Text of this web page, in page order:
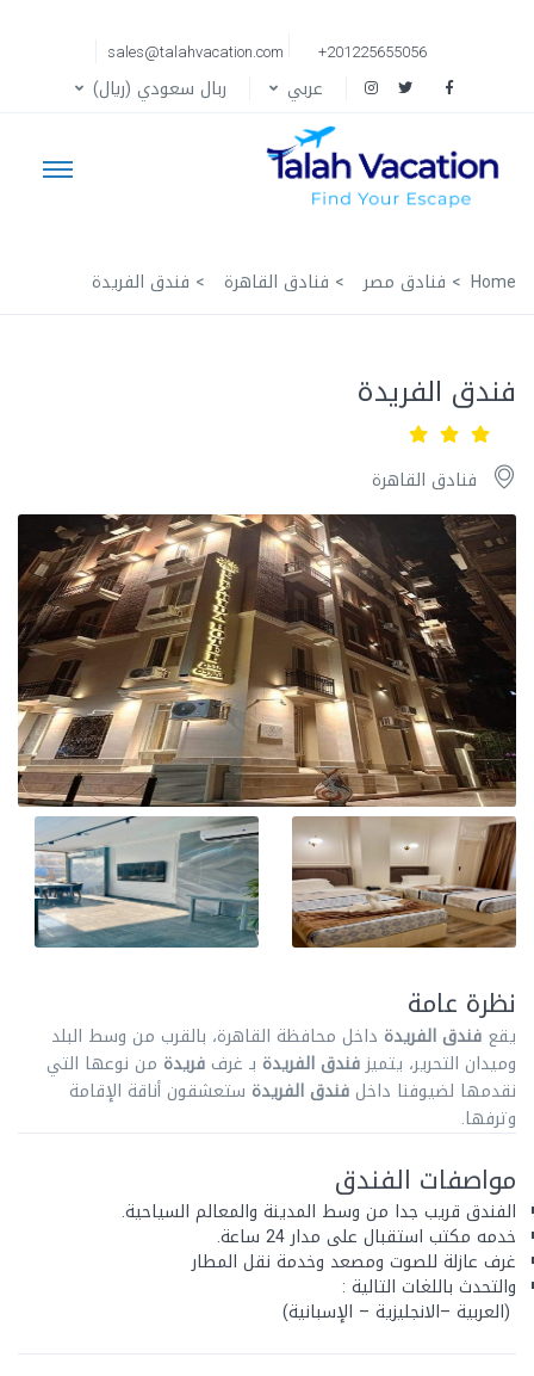
+201225655056
sales@talahvacation.com
عربي ربال سعودي (ريال)
Home فنادق مصر فنادق القاهرة فندق الفريدة
فندق الفريدة
فنادق القاهرة
نظرة عامة
يقع فندق الفريدة داخل محافظة القاهرة، بالقرب من وسط البلد
وميدان التحرير، يتميزفندق الفريدة بـ غرف فريدة من نوعها التي
نقدمها لضيوفنا داخلفندق الفريدة ستعشقون أناقة الإقامة
وترفها.
مواصفات الفندق
الفندق قريب جدا من وسط المدينة والمعالم السياحية.
خدمه مكتب استقبال على مدار 24 ساعة.
غرف عازلة للصوت ومصعد وخدمة نقل المطار
والتحدث باللغات التالية :
(العربية –الانجليزية – الإسبانية)